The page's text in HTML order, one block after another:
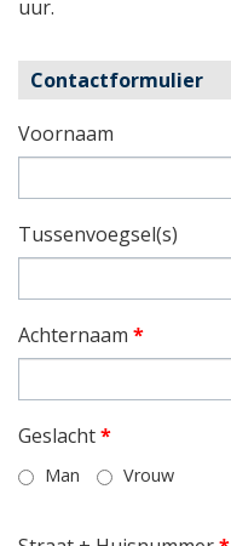
uur.
Contactformulier
Voornaam
Tussenvoegsel(s)
Achternaam *
Geslacht*
Man Vrouw